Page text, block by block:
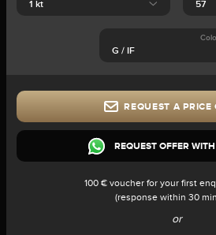
REQUEST A PRICE
REQUEST OFFER
100 € voucher for your first
(response within 30
or